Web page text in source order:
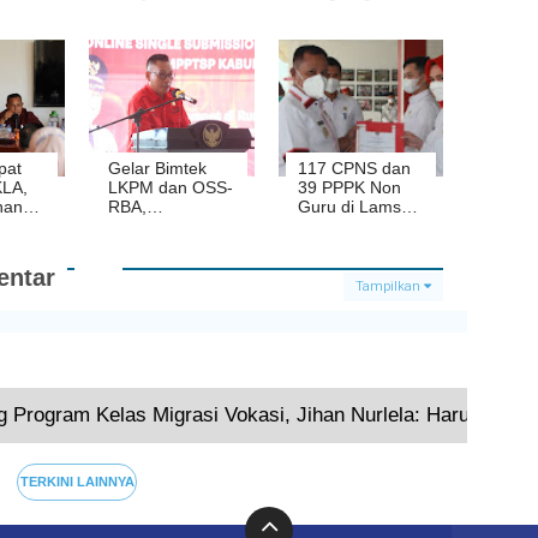
dan PMDT
Saling Tukar
Jabatan
Pengelolaan
Kepegawaian
dari BKN Pusat
Gelar Bimtek
LKPM dan OSS-
RBA,
Gandeng
117 CPNS dan
39 PPPK Non
Guru di Lamsel
Tampilkan
Program Kelas Migrasi Vokasi, Jihan Nurlela: Harus
Terkini
TERKINI LAINNYA